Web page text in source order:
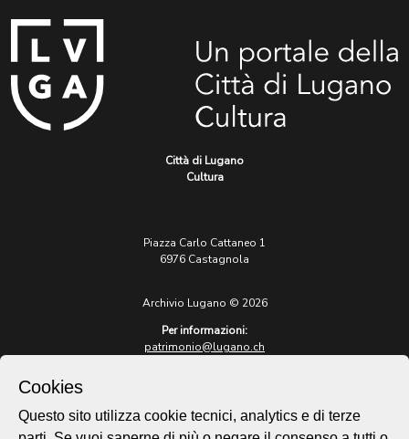
Città di Lugano
Cultura
Piazza Carlo Cattaneo 1
6976 Castagnola
Archivio Lugano © 2026
Per informazioni:
patrimonio@lugano.ch
lugano.ch
Cookies
Questo sito utilizza cookie tecnici, analytics e di terze